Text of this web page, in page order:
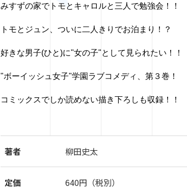
みすずの家でトモとキャロルと三人で勉強会！！
トモとジュン、ついに二人きりでお泊まり！？
好きな男子(ひと)に"女の子"として見られたい！！
"ボーイッシュ女子"学園ラブコメディ、第３巻！
コミックスでしか読めない描き下ろしも収録！！
著者 柳田史太
定価 640円（税別）